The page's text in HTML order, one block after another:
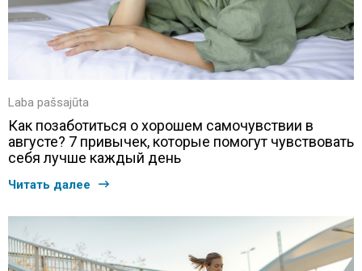
Laba pašsajūta
Как позаботиться о хорошем самочувствии в
августе? 7 привычек, которые помогут чувствовать
себя лучше каждый день
Читать далее